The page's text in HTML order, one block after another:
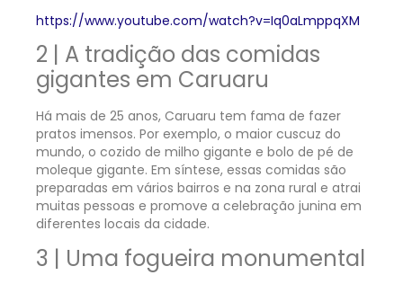
https://www.youtube.com/watch?v=Iq0aLmppqXM
2 | A tradição das comidas
gigantes em Caruaru
Há mais de 25 anos, Caruaru tem fama de fazer
pratos imensos. Por exemplo, o maior cuscuz do
mundo, o cozido de milho gigante e bolo de pé de
moleque gigante. Em síntese, essas comidas são
preparadas em vários bairros e na zona rural e atrai
muitas pessoas e promove a celebração junina em
diferentes locais da cidade.
3 | Uma fogueira monumental